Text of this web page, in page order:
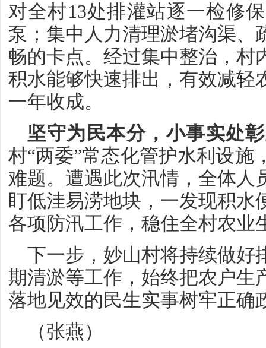
对全村13处排灌站逐一检修
泵；集中人力清理淤堵沟渠、
畅的卡点。经过集中整治，村
积水能够快速排出，有效减轻
一年收成。
坚守为民本分，小事实处
村“两委”常态化管护水利设施
难题。遭遇此次汛情，全体人
盯低洼易涝地块，一发现积水
各项防汛工作，稳住全村农业
下一步，妙山村将持续做好
期清淤等工作，始终把农户生
落地见效的民生实事树牢正确
（张燕）